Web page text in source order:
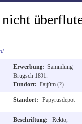
Erwerbung: Sammlung
Brugsch 1891.
Fundort: Faijûm (?)
Standort: Papyrusdepot
Beschriftung:
Rekto,